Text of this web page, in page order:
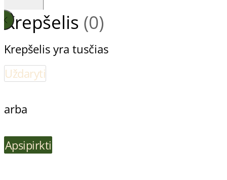
Krepšelis (0)
Krepšelis yra tusčias
Uždaryti
arba
Apsipirkti